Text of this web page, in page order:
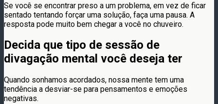
Se você se encontrar preso a um problema, em vez de ficar
sentado tentando forçar uma solução, faça uma pausa. A
resposta pode muito bem chegar a você no chuveiro.
Decida que tipo de sessão de
divagação mental você deseja ter
Quando sonhamos acordados, nossa mente tem uma
tendência a desviar-se para pensamentos e emoções
negativas.